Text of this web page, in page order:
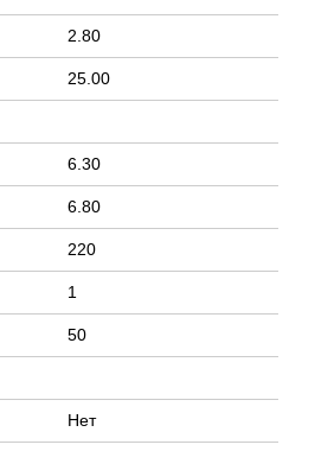
2.80
25.00
6.30
6.80
220
1
50
Нет